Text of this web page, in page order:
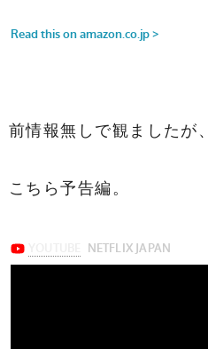
前情報無しで観ましたが、
こちら予告編。